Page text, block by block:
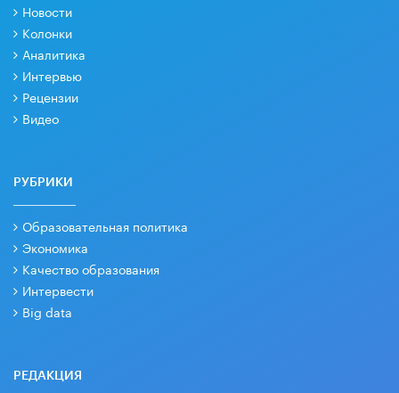
Новости
Колонки
Аналитика
Интервью
Рецензии
Видео
РУБРИКИ
Образовательная политика
Экономика
Качество образования
Интервести
Big data
РЕДАКЦИЯ